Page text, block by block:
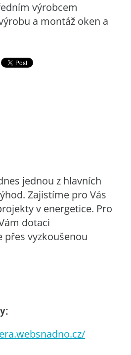
výrobcem
a montáž oken a
jednou z hlavních
Zajistíme pro Vás
v energetice. Pro
dotaci
vyzkoušenou